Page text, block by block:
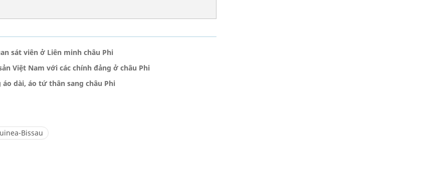
sát viên ở Liên minh châu Phi
Việt Nam với các chính đảng ở châu Phi
dài, áo tứ thân sang châu Phi
Bissau